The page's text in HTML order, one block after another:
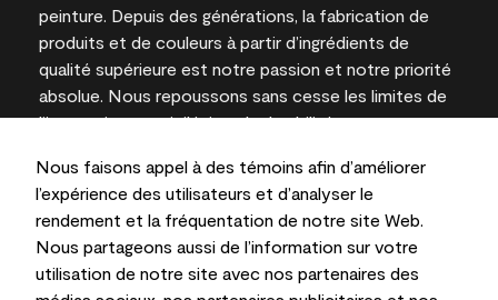
Nous faisons appel à des témoins afin d’améliorer
l’expérience des utilisateurs et d’analyser le
rendement et la fréquentation de notre site Web.
Nous partageons aussi de l’information sur votre
utilisation de notre site avec nos partenaires des
peinture. Depuis des générations, la fabrication de
produits et de couleurs à partir d’ingrédients de
qualité supérieure est notre passion et notre priorité
absolue. Nous repoussons sans cesse les limites de
l’innovation et privilégions la durabilité pour
l’expertise locale.
Les couleurs représentées à l’écran et sur les